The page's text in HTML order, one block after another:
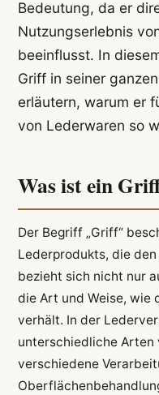
Bedeutung, da er
Nutzungserlebnis
beeinflusst. In
Griff in seiner
erläutern, warum er
von Lederwaren so
Was ist ein
Der Begriff „Griff“
Lederprodukts, die
bezieht sich nicht nur
die Art und Weise, wie
verhält. In der
unterschiedliche Arten
verschiedene